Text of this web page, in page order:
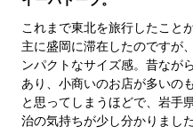
これまで東北を旅行したこと
主に盛岡に滞在したのですが
ンパクトなサイズ感。昔なが
あり、小商いのお店が多いの
と思ってしまうほどで、岩手
治の気持ちが少し分かりました